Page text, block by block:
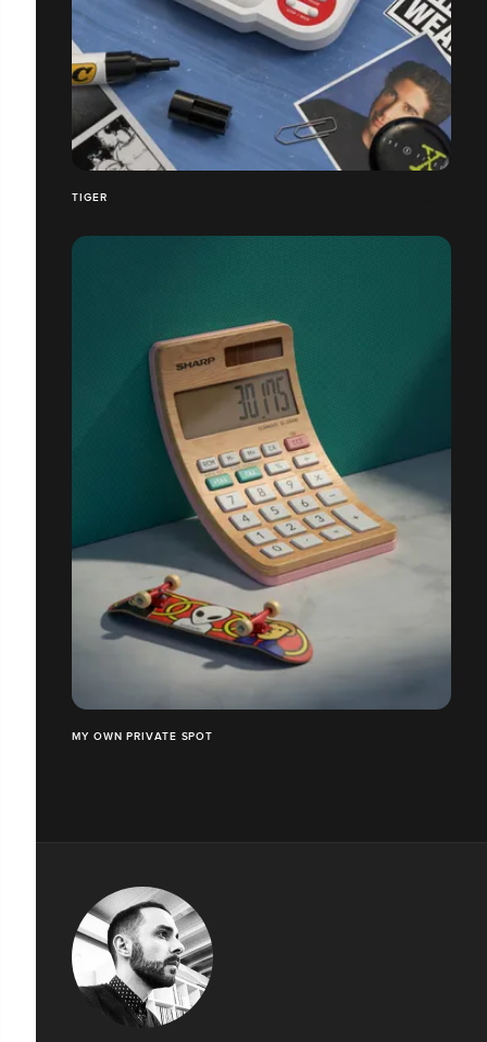
TIGER
MY OWN PRIVATE SPOT